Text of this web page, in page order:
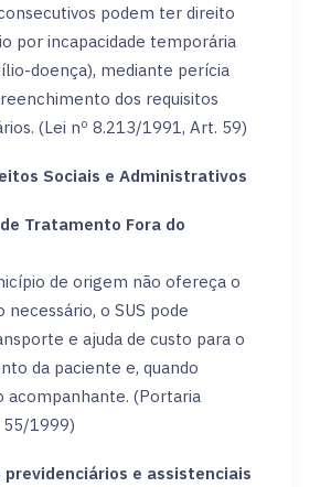
podem ter direito
por incapacidade temporária
doença), mediante perícia
dos requisitos
(Lei nº 8.213/1991, Art. 59)
Sociais e Administrativos
Tratamento Fora do
de origem não ofereça o
o SUS pode
e ajuda de custo para o
da paciente e, quando
acompanhante. (Portaria
55/1999)
previdenciários e assistenciais